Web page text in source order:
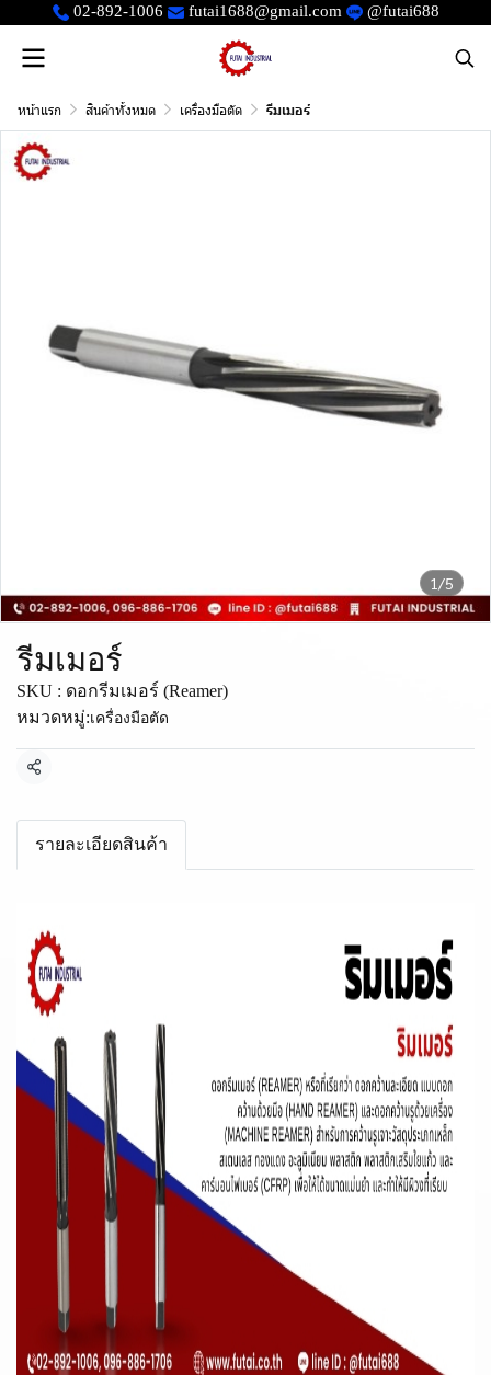
02-892-1006 futai1688@gmail.com @futai688
หน้าแรก สินค้าทั้งหมด เครื่องมือตัด รีมเมอร์
1/5
รีมเมอร์
SKU : ดอกรีมเมอร์ (Reamer)
หมวดหมู่:เครื่องมือตัด
แชร์
รายละเอียดสินค้า